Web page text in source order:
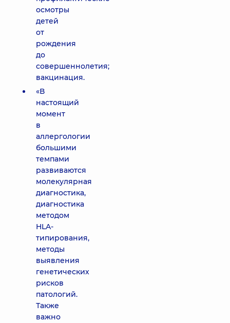
осмотры
детей
от
рождения
до
совершеннолетия;
вакцинация.
«В
настоящий
момент
в
аллергологии
большими
темпами
развиваются
молекулярная
диагностика,
диагностика
методом
HLA-
типирования,
методы
выявления
генетических
рисков
патологий.
Также
важно